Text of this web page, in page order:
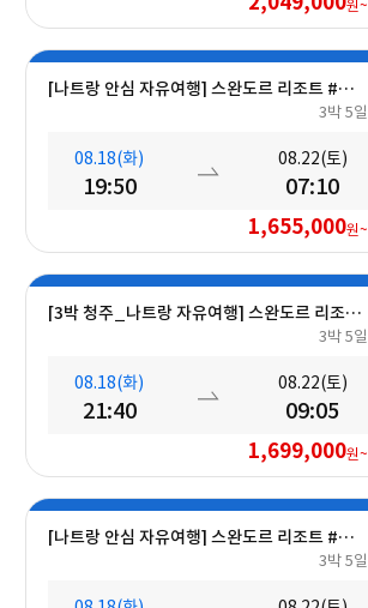
원~
[나트랑 안심 자유여행] 스완도르 리조트 #올인크루시브+오션뷰+미니바 5일
3박 5일
08.18(화)
19:50
08.22(토)
07:10
1,655,000원~
[3박 청주_나트랑 자유여행] 스완도르 리조트 #올인크루시브+오션뷰+미니바포함 5일
3박 5일
08.18(화)
21:40
08.22(토)
09:05
1,699,000원~
[나트랑 안심 자유여행] 스완도르 리조트 #올인크루시브+오션뷰+밤 10시 레체포함+미니바1회 5일
3박 5일